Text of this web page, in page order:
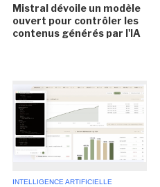
Mistral dévoile un modèle
ouvert pour contrôler les
contenus générés par l'IA
INTELLIGENCE ARTIFICIELLE